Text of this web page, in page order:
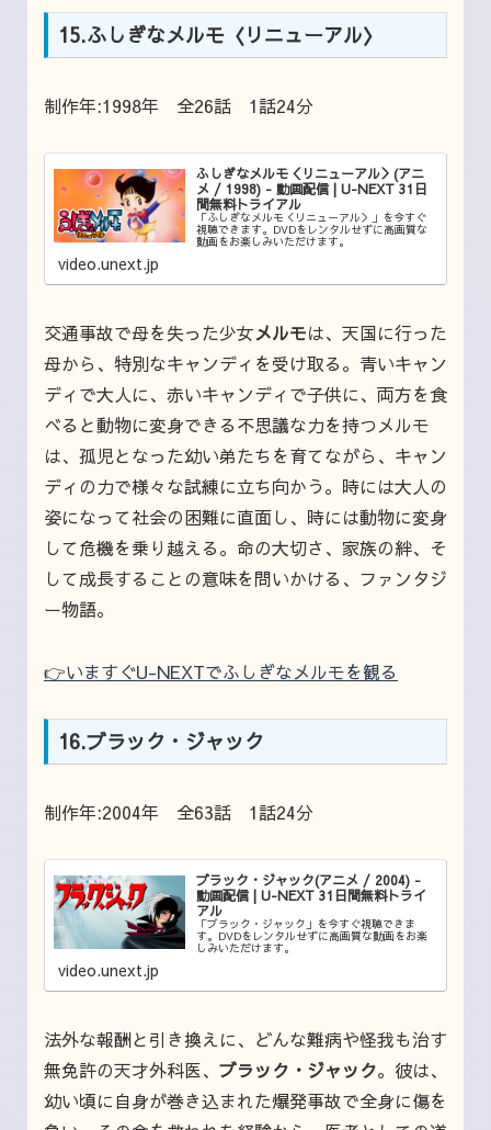
15.ふしぎなメルモ〈リニューアル〉
制作年:1998年 全26話 1話24分
ふしぎなメルモ＜リニューアル＞(アニ
メ / 1998) - 動画配信 | U-NEXT 31日
間無料トライアル
「ふしぎなメルモ＜リニューアル＞」を今すぐ
視聴できます。DVDをレンタルせずに高画質な
動画をお楽しみいただけます。
video.unext.jp
交通事故で母を失った少女メルモは、天国に行った
母から、特別なキャンディを受け取る。青いキャン
ディで大人に、赤いキャンディで子供に、両方を食
べると動物に変身できる不思議な力を持つメルモ
は、孤児となった幼い弟たちを育てながら、キャン
ディの力で様々な試練に立ち向かう。時には大人の
姿になって社会の困難に直面し、時には動物に変身
して危機を乗り越える。命の大切さ、家族の絆、そ
して成長することの意味を問いかける、ファンタジ
ー物語。
👉いますぐU-NEXTでふしぎなメルモを観る
16.ブラック・ジャック
制作年:2004年 全63話 1話24分
ブラック・ジャック(アニメ / 2004) -
動画配信 | U-NEXT 31日間無料トライ
アル
「ブラック・ジャック」を今すぐ視聴できま
す。DVDをレンタルせずに高画質な動画をお楽
しみいただけます。
video.unext.jp
法外な報酬と引き換えに、どんな難病や怪我も治す
無免許の天才外科医、 ブラック・ジャック。彼は、
幼い頃に自身が巻き込まれた爆発事故で全身に傷を